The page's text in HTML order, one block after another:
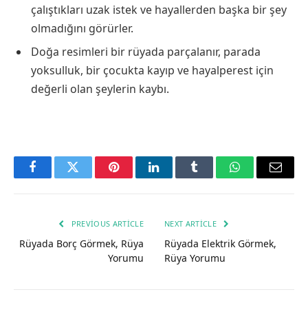
çalıştıkları uzak istek ve hayallerden başka bir şey
olmadığını görürler.
Doğa resimleri bir rüyada parçalanır, parada
yoksulluk, bir çocukta kayıp ve hayalperest için
değerli olan şeylerin kaybı.
FacebookTwitter PinterestLinkedInTumblr WhatsAppEmail
PREVIOUS ARTICLE
Rüyada Borç Görmek, Rüya
Yorumu
NEXT ARTICLE
Rüyada Elektrik Görmek,
Rüya Yorumu